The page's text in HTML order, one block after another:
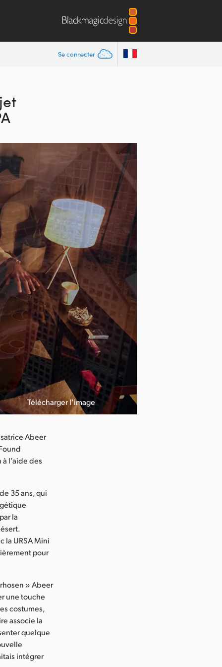
Se connecter
Télécharger l’image
Abeer
l’aide des
35 ans, qui
la
la URSA Mini
pour
» Abeer
une touche
costumes,
associe la
quelque
intégrer